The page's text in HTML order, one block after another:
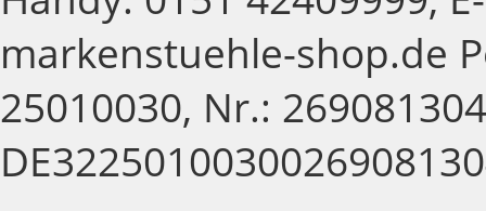
markenstuehle-shop.de
25010030, Nr.: